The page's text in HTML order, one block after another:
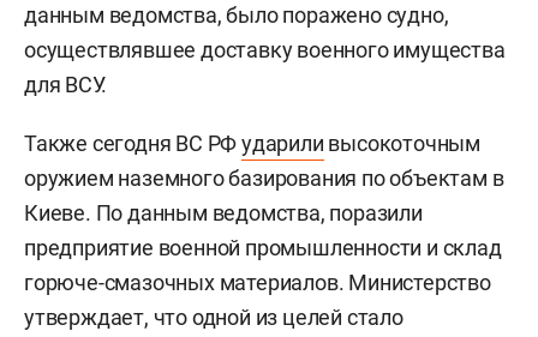
данным ведомства, было поражено судно,
осуществлявшее доставку военного имущества
для ВСУ.
Также сегодня ВС РФударили высокоточным
оружием наземного базирования по объектам в
Киеве. По данным ведомства, поразили
предприятие военной промышленности и склад
горюче-смазочных материалов. Министерство
утверждает, что одной из целей стало